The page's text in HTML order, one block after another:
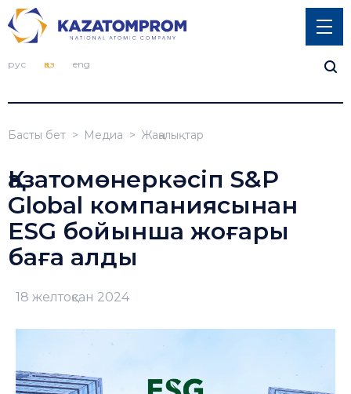
рус қаз eng
Басты бет Медиа Жаңалықтар
Қазатомөнеркәсіп S&P
Global компаниясынан
ESG бойынша жоғары
баға алды
18 желтоқсан 2024